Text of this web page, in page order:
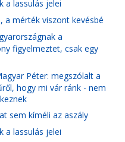
a lassulás jelei
a mérték viszont kevésbé
a
figyelmeztet, csak egy
Péter: megszólalt a
hogy mi vár ránk - nem
sem kíméli az aszály
a lassulás jelei